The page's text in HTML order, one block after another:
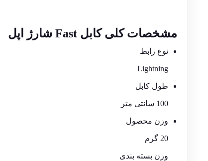
مشخصات کلی کابل Fast شارژ اپل
نوع رابط
Lightning
طول کابل
100 سانتی متر
وزن محصول
20 گرم
وزن بسته بندی